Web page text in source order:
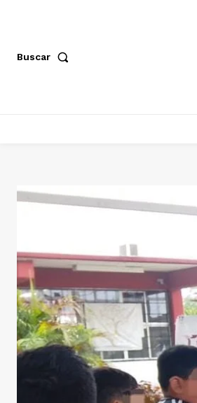
Buscar